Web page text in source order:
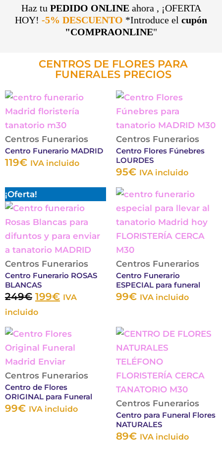
Haz tu PEDIDO ONLINEahora , ¡OFERTA
HOY! -5% DESCUENTO *Introduce el cupón
"COMPRAONLINE"
CENTROS DE FLORES PARA
FUNERALES PRECIOS
Centros Funerarios
Centro Funerario MADRID
119€ IVA incluido
Este
producto
múltiples
variantes.
Las
pueden
elegir
en
la
página
de
producto
Centros Funerarios
Centro Flores Fúnebres
LOURDES
95€ IVA incluido
tiene
se
pueden
elegir
en
página
¡Oferta!
Centros Funerarios
Centro Funerario ROSAS
BLANCAS
249€
El
precio
original
era:
249€.
199€
precio
actual
es:
199€.
IVA
incluido
producto
tiene
múltiples
variantes.
Las
opciones
se
pueden
en
la
página
de
producto
Centros Funerarios
Centro Funerario
ESPECIAL para funeral
99€ IVA incluido
Este
tiene
Las
se
en
de
Centros Funerarios
Centro de Flores
ORIGINAL para Funeral
99€ IVA incluido
producto
múltiples
variantes.
Las
opciones
Centros Funerarios
Centro para Funeral Flores
NATURALES
89€ IVA incluido
Este
Las